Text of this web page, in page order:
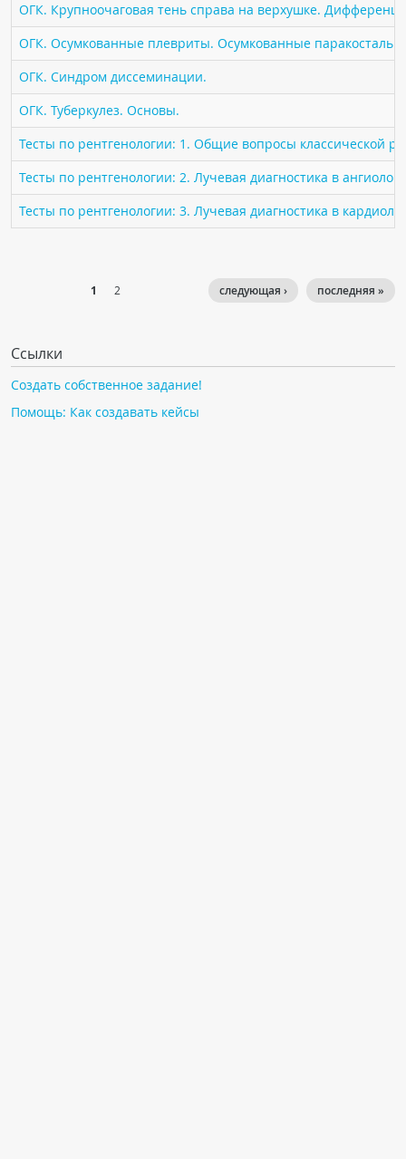
ПОМОЩЬ
ОГК. Крупноочаговая тень справа на верхушке.
ОГК. Осумкованные плевриты. Осумкованные
ОГК. Синдром диссеминации.
ОГК. Туберкулез. Основы.
Тесты по рентгенологии: 1. Общие вопросы классической
Тесты по рентгенологии: 2. Лучевая диагностика в
Тесты по рентгенологии: 3. Лучевая диагностика в
1 2 последняя »
следующая ›
Ссылки
Создать собственное задание!
Помощь: Как создавать кейсы